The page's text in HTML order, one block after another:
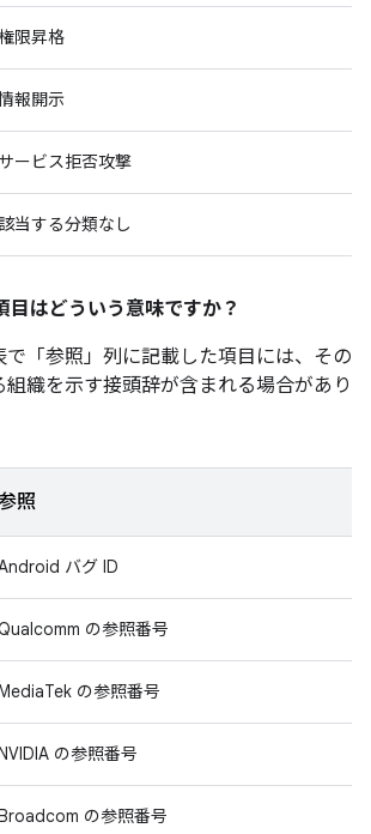
権限昇格
報開示
サービス拒否攻撃
該当する分類なし
目はどういう意味ですか？
で「参照」列に記載した項目には、その
織を示す接頭辞が含まれる場合があり
照
バグ ID
の参照番号
の参照番号
の参照番号
の参照番号